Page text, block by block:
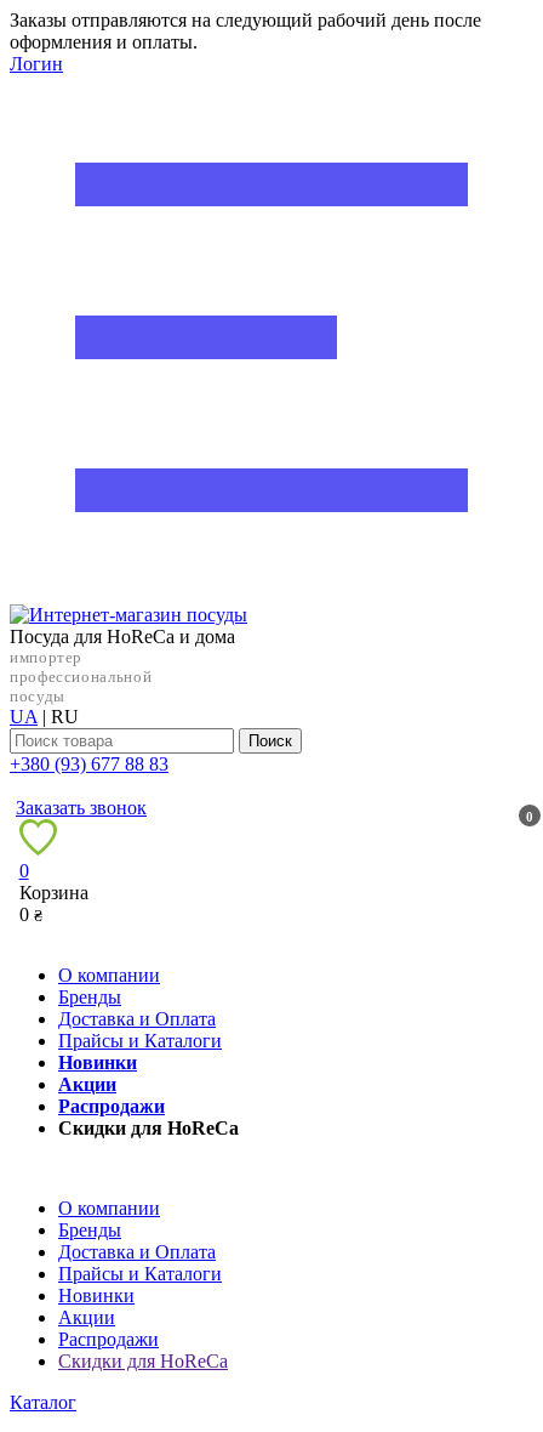
Заказы отправляются на следующий рабочий день после
оформления и оплаты.
Логин
Посуда для HoReCa и дома
импортер
профессиональной
посуды
UA | RU
Поиск
+38‎0 (93) 677 88 83
Заказать звонок 0
0
Корзина
0 ₴
О компании
Бренды
Доставка и Оплата
Прайсы и Каталоги
Новинки
Акции
Распродажи
Скидки для HoReCa
О компании
Бренды
Доставка и Оплата
Прайсы и Каталоги
Новинки
Акции
Распродажи
Скидки для HoReCa
Каталог